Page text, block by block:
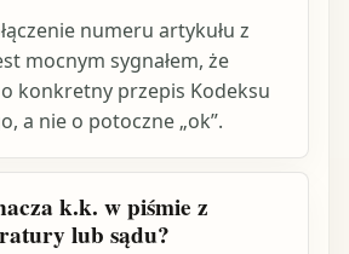
numeru artykułu z
mocnym sygnałem, że
konkretny przepis Kodeksu
a nie o potoczne „ok”.
k.k. w piśmie z
lub sądu?